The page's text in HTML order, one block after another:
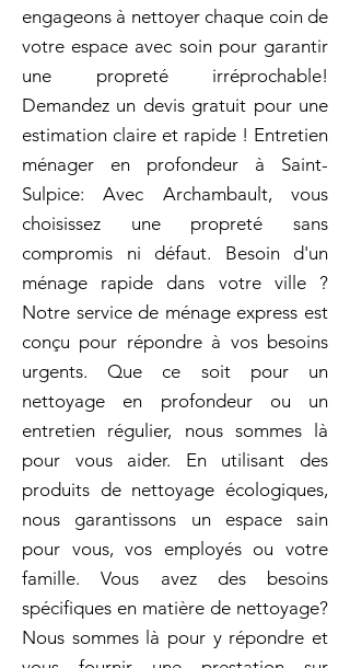
engageons à nettoyer chaque coin de
votre espace avec soin pour garantir
une propreté irréprochable!
Demandez un devis gratuit pour une
estimation claire et rapide ! Entretien
ménager en profondeur à Saint-
Sulpice: Avec Archambault, vous
choisissez une propreté sans
compromis ni défaut. Besoin d'un
ménage rapide dans votre ville ?
Notre service de ménage express est
conçu pour répondre à vos besoins
urgents. Que ce soit pour un
nettoyage en profondeur ou un
entretien régulier, nous sommes là
pour vous aider. En utilisant des
produits de nettoyage écologiques,
nous garantissons un espace sain
pour vous, vos employés ou votre
famille. Vous avez des besoins
spécifiques en matière de nettoyage?
Nous sommes là pour y répondre et